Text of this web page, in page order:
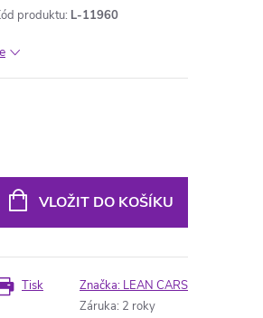
produktu: L-11960
VLOŽIT DO KOŠÍKU
Tisk Značka: LEAN CARS
Záruka: 2 roky